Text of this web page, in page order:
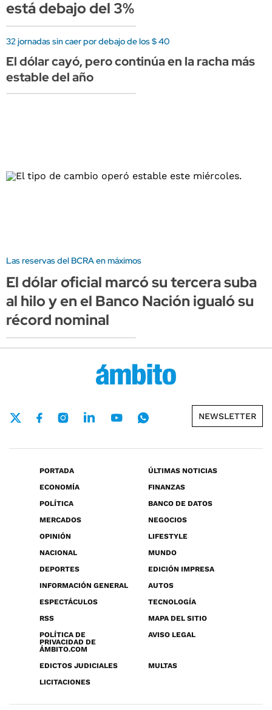
está debajo del 3%
32 jornadas sin caer por debajo de los $ 40
El dólar cayó, pero continúa en la racha más
estable del año
Las reservas del BCRA en máximos
El dólar oficial marcó su tercera suba
al hilo y en el Banco Nación igualó su
récord nominal
NEWSLETTER
PORTADA
ÚLTIMAS NOTICIAS
ECONOMÍA
FINANZAS
POLÍTICA
BANCO DE DATOS
MERCADOS
NEGOCIOS
OPINIÓN
LIFESTYLE
NACIONAL
MUNDO
DEPORTES
EDICIÓN IMPRESA
INFORMACIÓN GENERAL
AUTOS
ESPECTÁCULOS
TECNOLOGÍA
RSS
MAPA DEL SITIO
POLÍTICA DE
PRIVACIDAD DE
ÁMBITO.COM
AVISO LEGAL
EDICTOS JUDICIALES
MULTAS
LICITACIONES